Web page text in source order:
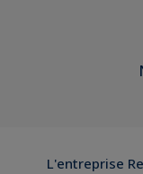
L'entreprise